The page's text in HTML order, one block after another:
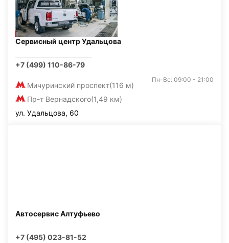
Сервисный центр Удальцова
+7 (499) 110-86-79
Мичуринский проспект(116 м)
Пр-т Вернадского(1,49 км)
Пн-Вс: 09:00 - 21:00
ул. Удальцова, 60
Автосервис Алтуфьево
+7 (495) 023-81-52